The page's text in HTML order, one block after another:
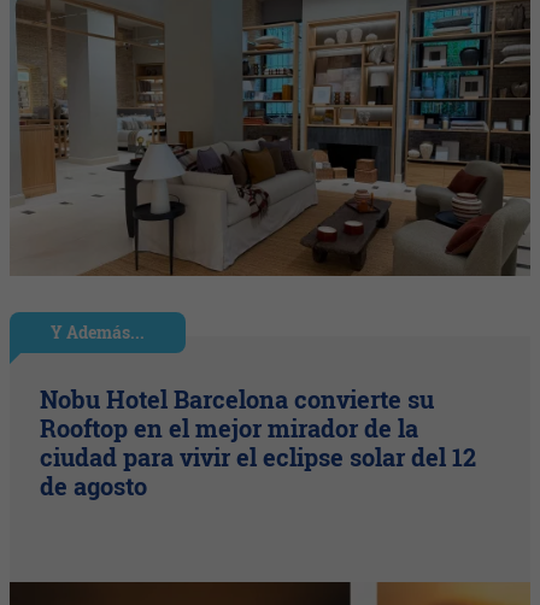
Y Además...
Nobu Hotel Barcelona convierte su
Rooftop en el mejor mirador de la
ciudad para vivir el eclipse solar del 12
de agosto